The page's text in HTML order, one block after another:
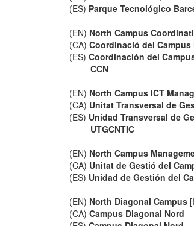
(ES) Parque Tecnológico
(EN) North Campus
(CA)Coordinació del Campus
(ES)Coordinación del
CCN
(EN) North Campus ICT
(CA) Unitat Transversal de
(ES) Unidad Transversal de
UTGCNTIC
(EN) North Campus
(CA) Unitat de Gestió del
(ES) Unidad de Gestión del
(EN) North Diagonal Campus
(CA)Campus Diagonal Nord